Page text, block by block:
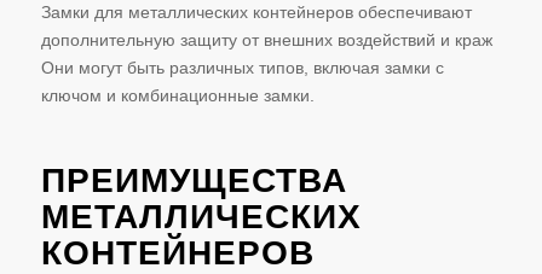
Замки для металлических контейнеров обеспечивают
дополнительную защиту от внешних воздействий и краж
Они могут быть различных типов, включая замки с
ключом и комбинационные замки.
ПРЕИМУЩЕСТВА
МЕТАЛЛИЧЕСКИХ
КОНТЕЙНЕРОВ